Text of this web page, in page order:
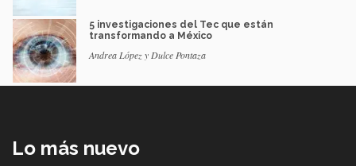
5 investigaciones del Tec que están
transformando a México
Andrea López y Dulce Pontaza
Lo más nuevo